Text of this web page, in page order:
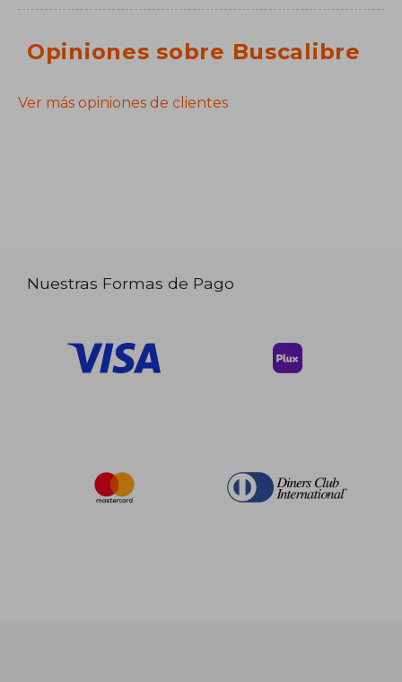
Opiniones sobre Buscalibre
Ver más opiniones de clientes
Nuestras Formas de Pago